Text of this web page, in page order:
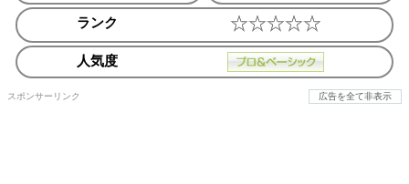
ランク
人気度
スポンサーリンク 広告を全て非表示